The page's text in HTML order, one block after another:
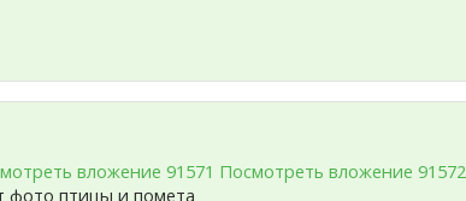
вложение 91571 Посмотреть вложение 91572
фото птицы и помета